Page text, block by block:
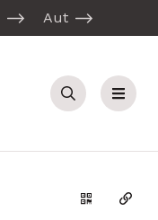
Aut
Cerca Menu
Genera il